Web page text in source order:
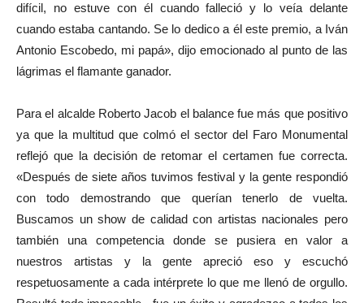
difícil, no estuve con él cuando falleció y lo veía delante
cuando estaba cantando. Se lo dedico a él este premio, a Iván
Antonio Escobedo, mi papá», dijo emocionado al punto de las
lágrimas el flamante ganador.
Para el alcalde Roberto Jacob el balance fue más que positivo
ya que la multitud que colmó el sector del Faro Monumental
reflejó que la decisión de retomar el certamen fue correcta.
«Después de siete años tuvimos festival y la gente respondió
con todo demostrando que querían tenerlo de vuelta.
Buscamos un show de calidad con artistas nacionales pero
también una competencia donde se pusiera en valor a
nuestros artistas y la gente apreció eso y escuchó
respetuosamente a cada intérprete lo que me llenó de orgullo.